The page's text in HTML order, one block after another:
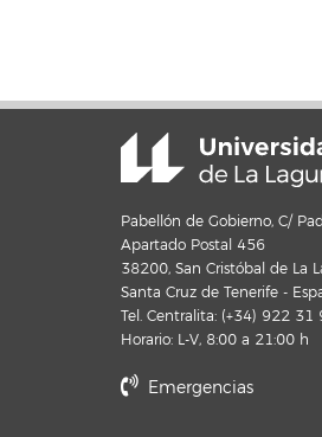
Pabellón de Gobierno, C/
Apartado Postal 456
38200, San Cristóbal de La
Santa Cruz de Tenerife -
Tel. Centralita: (+34) 922 31
Horario: L-V, 8:00 a 21:00 h
Emergencias